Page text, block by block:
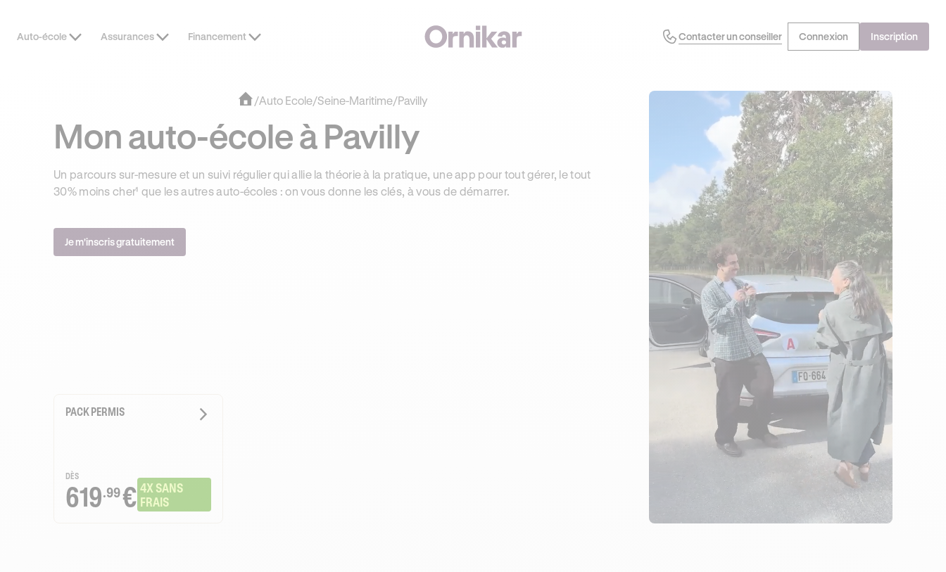
OFFRE EXCLUSIVE JUSQU’À 170€ OFFERTS AVEC REVOLUT + 3 MOIS DEEZER PREMIUM OFFERTS* ! J'EN PROFITE ! OFFRE EXCLUSIVE
Auto-école Assurances Financement Contacter un conseiller Connexion Inscription
/Auto Ecole/Seine-Maritime/Pavilly
Mon auto-école à Pavilly
Un parcours sur-mesure et un suivi régulier qui allie la théorie à la pratique, une app pour tout gérer, le tout
30% moins cher¹ que les autres auto-écoles : on vous donne les clés, à vous de démarrer.
Je m'inscris gratuitement
PACK PERMIS
DÈS
619.99€ 4X SANS
FRAIS